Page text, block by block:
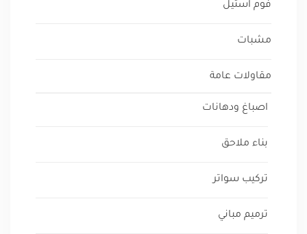
فوم استيل
مشبات
مقاولات عامة
اصباغ ودهانات
بناء ملاحق
تركيب سواتر
ترميم مباني